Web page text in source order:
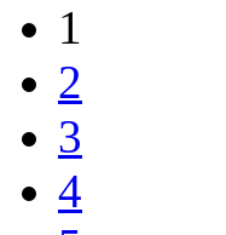
1
2
3
4